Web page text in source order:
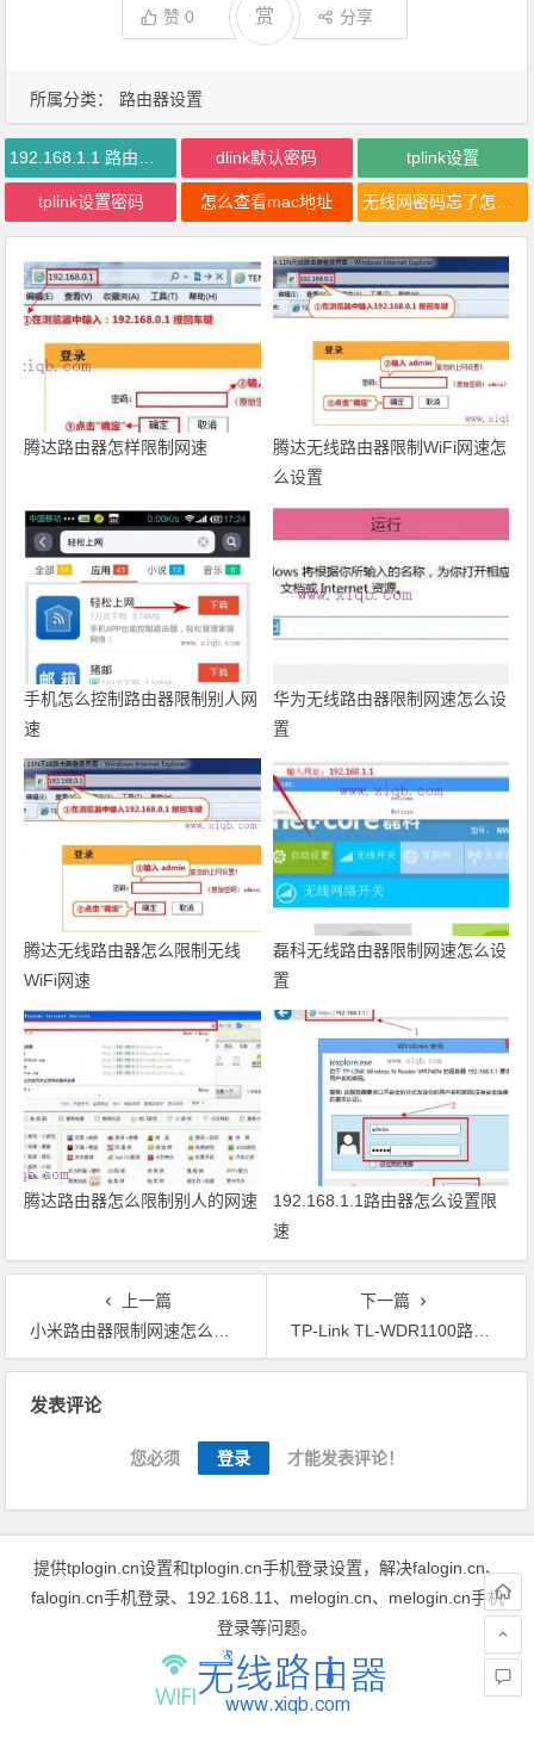
所属分类： 路由器设置
赞0 赏 分享
192.168.1.1 路由器设置 dlink默认密码 tplink设置
tplink设置密码 怎么查看mac地址 无线网密码忘了怎么办
腾达路由器怎样限制网速
腾达无线路由器限制WiFi网速怎
么设置
手机怎么控制路由器限制别人网
速
华为无线路由器限制网速怎么设
置
腾达无线路由器怎么限制无线
WiFi网速
磊科无线路由器限制网速怎么设
置
腾达路由器怎么限制别人的网速
192.168.1.1路由器怎么设置限
速
上一篇
小米路由器限制网速怎么设置
下一篇
TP-Link TL-WDR1100路由器限制网速如何设置
发表评论
您必须 登录 才能发表评论！
提供tplogin.cn设置和tplogin.cn手机登录设置，解决falogin.cn、
falogin.cn手机登录、192.168.11、melogin.cn、melogin.cn手机
登录等问题。